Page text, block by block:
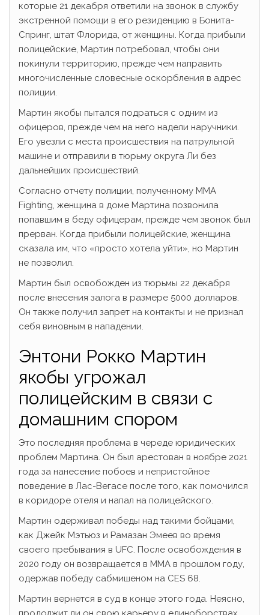
которые 21 декабря ответили на звонок в службу
экстренной помощи в его резиденцию в Бонита-
Спринг, штат Флорида, от женщины. Когда прибыли
полицейские, Мартин потребовал, чтобы они
покинули территорию, прежде чем направить
многочисленные словесные оскорбления в адрес
полиции.
Мартин якобы пытался подраться с одним из
офицеров, прежде чем на него надели наручники.
Его увезли с места происшествия на патрульной
машине и отправили в тюрьму округа Ли без
дальнейших происшествий.
Согласно отчету полиции, полученному MMA
Fighting, женщина в доме Мартина позвонила
попавшим в беду офицерам, прежде чем звонок был
прерван. Когда прибыли полицейские, женщина
сказала им, что «просто хотела уйти», но Мартин
не позволил.
Мартин был освобожден из тюрьмы 22 декабря
после внесения залога в размере 5000 долларов.
Он также получил запрет на контакты и не признал
себя виновным в нападении.
Энтони Рокко Мартин
якобы угрожал
полицейским в связи с
домашним спором
Это последняя проблема в череде юридических
проблем Мартина. Он был арестован в ноябре 2021
года за нанесение побоев и непристойное
поведение в Лас-Вегасе после того, как помочился
в коридоре отеля и напал на полицейского.
Мартин одерживал победы над такими бойцами,
как Джейк Мэтьюз и Рамазан Эмеев во время
своего пребывания в UFC. После освобождения в
2020 году он возвращается в ММА в прошлом году,
одержав победу сабмишеном на CES 68.
Мартин вернется в суд в конце этого года. Неясно,